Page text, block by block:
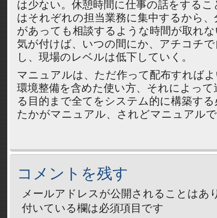
は少ない。休憩時間に仕事の話をする
はそれぞれの担当業務に集中するから
があっても相談するような時間が取れ
気が付けば、いつの間にか、アチコチ
し、現場のレベルは低下していく。
マニュアルは、ただ作って配布すれば
環境整備を含めた使い方、それによっ
る目的まで全てをシステム的に構築す
たかがマニュアル、されどマニュアル
コメントを残す
メールアドレスが公開されることはあ
付いている欄は必須項目です